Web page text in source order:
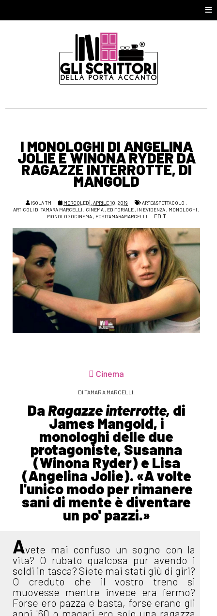
≡
I MONOLOGHI DI ANGELINA
JOLIE E WINONA RYDER DA
RAGAZZE INTERROTTE, DI
MANGOLD
ISOLA TM MERCOLEDÌ, APRILE 10, 2019 ARTE&SPETTACOLO ,
ARTICOLI DI TAMARA MARCELLI , CINEMA , EDITORIALE , IN EVIDENZA , MONOLOGHI ,
MONOLOGOCINEMA, POSTTAMARAMARCELLI EDIT
Cinema
DI TAMARA MARCELLI.
DaRagazze interrotte, di
James Mangold, i
monologhi delle due
protagoniste, Susanna
(Winona Ryder) e Lisa
(Angelina Jolie). «A volte
l'unico modo per rimanere
sani di mente è diventare
un po' pazzi.»
Avete mai confuso un sogno con la
vita? O rubato qualcosa pur avendo i
soldi in tasca? Siete mai stati giù di giri?
O creduto che il vostro treno si
muovesse mentre invece era fermo?
Forse ero pazza e basta, forse erano gli
anni '60 o magari ero solo una ragazza